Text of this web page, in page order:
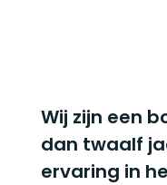
Wij zijn een
dan twaalf
ervaring in